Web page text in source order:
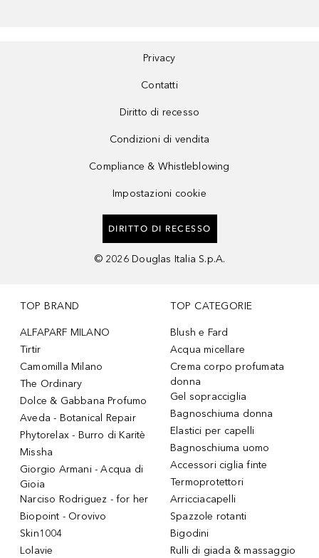
Privacy
Contatti
Diritto di recesso
Condizioni di vendita
Compliance & Whistleblowing
Impostazioni cookie
DIRITTO DI RECESSO
© 2026 Douglas Italia S.p.A.
TOP BRAND
ALFAPARF MILANO
Tirtir
Camomilla Milano
The Ordinary
Dolce & Gabbana Profumo
Aveda - Botanical Repair
Phytorelax - Burro di Karitè
Missha
Giorgio Armani - Acqua di
Gioia
Narciso Rodriguez - for her
Biopoint - Orovivo
Skin1004
Lolavie
TOP CATEGORIE
Blush e Fard
Acqua micellare
Crema corpo profumata
donna
Gel sopracciglia
Bagnoschiuma donna
Elastici per capelli
Bagnoschiuma uomo
Accessori ciglia finte
Termoprotettori
Arricciacapelli
Spazzole rotanti
Bigodini
Rulli di giada & massaggio